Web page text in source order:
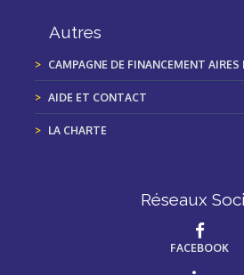
Autres
CAMPAGNE DE FINANCEMENT
AIDE ET CONTACT
LA CHARTE
Réseaux
FACEBOOK